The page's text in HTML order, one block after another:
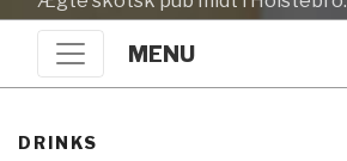
MENU
DRINKS